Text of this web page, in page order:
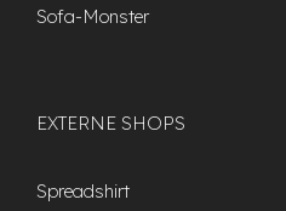
Sofa-Monster
EXTERNE SHOPS
Spreadshirt